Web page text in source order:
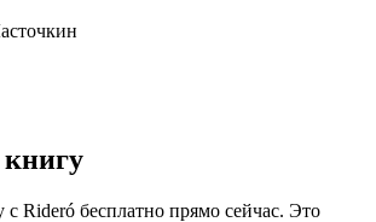
Rideró бесплатно прямо сейчас. Это